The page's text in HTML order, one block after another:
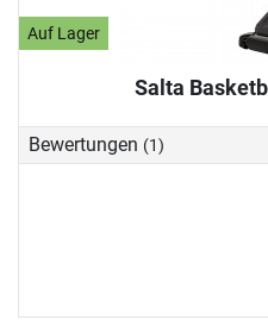
Auf Lager
Salta
Bewertungen (1)